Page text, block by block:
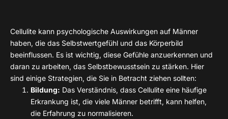
Cellulite kann psychologische Auswirkungen auf Männer
haben, die das Selbstwertgefühl und das Körperbild
beeinflussen. Es ist wichtig, diese Gefühle anzuerkennen und
daran zu arbeiten, das Selbstbewusstsein zu stärken. Hier
sind einige Strategien, die Sie in Betracht ziehen sollten:
Bildung: Das Verständnis, dass Cellulite eine häufige
Erkrankung ist, die viele Männer betrifft, kann helfen,
die Erfahrung zu normalisieren.